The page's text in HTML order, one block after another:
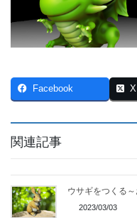
Facebook X
関連記事
ウサギをつくる
2023/03/03